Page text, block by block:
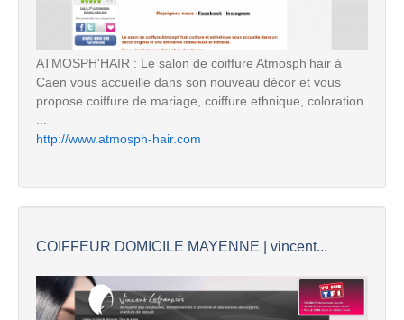
ATMOSPH'HAIR : Le salon de coiffure Atmosph'hair à
Caen vous accueille dans son nouveau décor et vous
propose coiffure de mariage, coiffure ethnique, coloration
...
http://www.atmosph-hair.com
COIFFEUR DOMICILE MAYENNE | vincent...